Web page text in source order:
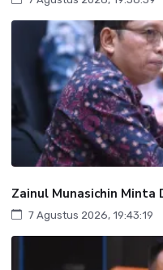
Zainul Munasichin Minta
7 Agustus 2026, 19:43:19